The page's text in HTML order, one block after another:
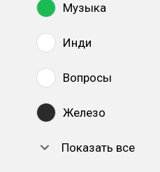
Музыка
Инди
Вопросы
Железо
Показать все